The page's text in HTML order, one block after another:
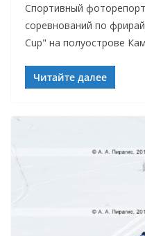
Спортивный
соревнований по
Cup" на полуострове
Читайте далее